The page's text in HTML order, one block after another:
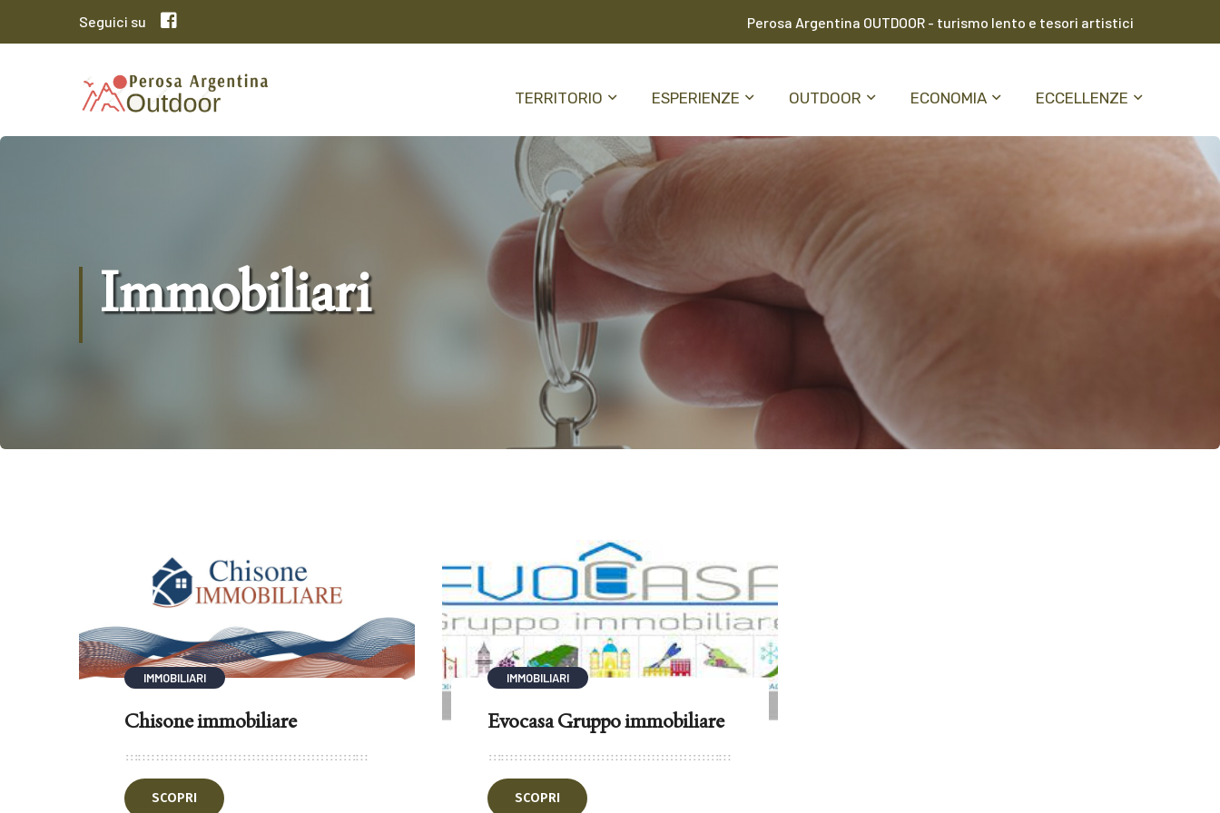
Seguici su Perosa Argentina OUTDOOR - turismo lento e tesori artistici
TERRITORIO ESPERIENZE OUTDOOR ECONOMIA ECCELLENZE
Immobiliari
IMMOBILIARI
Chisone immobiliare
SCOPRI
IMMOBILIARI
Evocasa Gruppo immobiliare
SCOPRI